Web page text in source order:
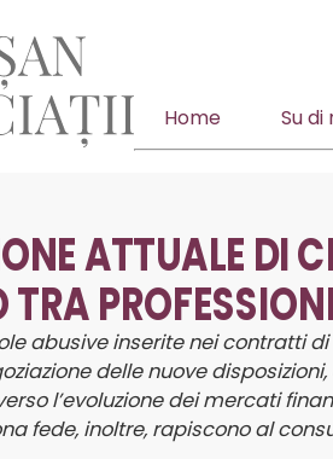
Home Su di
ATTUALE DI
TRA
abusiveinserite nei contratti
delle nuove
l’evoluzione dei mercati
fede, inoltre, rapiscono al